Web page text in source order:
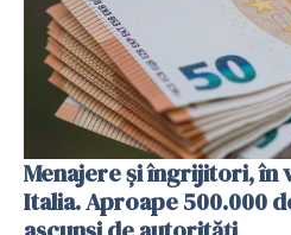
Menajere și îngrijitori, în
Italia. Aproape 500.000